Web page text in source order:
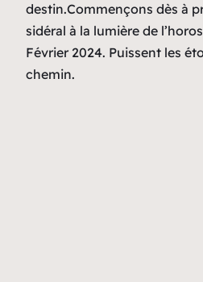
destin.Commençons dès à
sidéral à la lumière de
Février 2024. Puissent les
chemin.